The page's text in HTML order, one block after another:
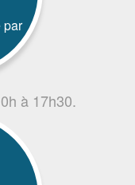
par
à 17h30.